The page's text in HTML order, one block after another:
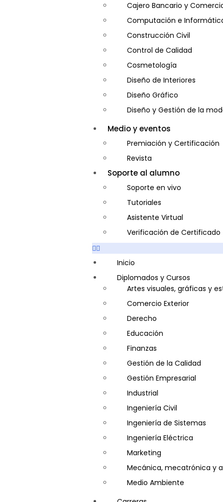
Cajero Bancario y
Computación e
Construcción Civil
Control de Calidad
Cosmetología
Diseño de Interiores
Diseño Gráfico
Diseño y Gestión de la
Entrenador Personal y
Gastronomía
Gestor de Crédito y
Guía de Turismo
Inglés Americano
Marketing y Publicidad
Medio Ambiente y Seguridad
Plataforma Bancaria y
Secretaria Corporativo
Telemarketing
Ventas de Productos y
Visitador Médico
Medio y eventos
Premiación y Certificación
Revista
Soporte al alumno
Soporte en vivo
Tutoriales
Asistente Virtual
Verificación de Certificado
Inicio
Diplomados y Cursos
Artes visuales, gráficas y
Comercio Exterior
Derecho
Educación
Finanzas
Gestión de la Calidad
Gestión Empresarial
Industrial
Ingeniería Civil
Ingeniería de Sistemas
Ingeniería Eléctrica
Marketing
Mecánica, mecatrónica y
Medio Ambiente
Minería e Hidrocarburos